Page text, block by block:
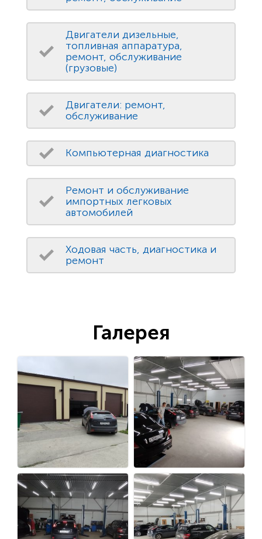
Двигатели дизельные,
топливная аппаратура,
ремонт, обслуживание
(грузовые)
Двигатели: ремонт,
обслуживание
Компьютерная диагностика
Ремонт и обслуживание
импортных легковых
автомобилей
Ходовая часть, диагностика и
ремонт
Галерея